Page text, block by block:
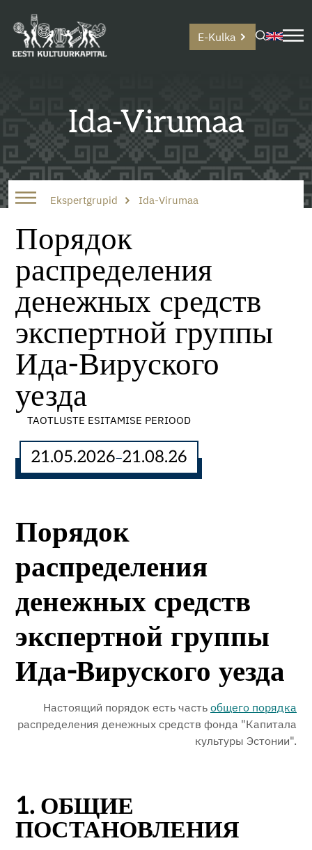
E-Kulka
Ida-Virumaa
Ekspertgrupid Ida-Virumaa
Порядок
распределения
денежных средств
экспертной группы
Ида-Вируского
уезда
TAOTLUSTE ESITAMISE PERIOOD
21.05.2026–21.08.26
Порядок
распределения
денежных средств
экспертной группы
Ида-Вируского уезда
Настоящий порядок есть часть общего порядка
распределения денежных средств фонда "Капитала
культуры Эстонии".
1. ОБЩИЕ
ПОСТАНОВЛЕНИЯ